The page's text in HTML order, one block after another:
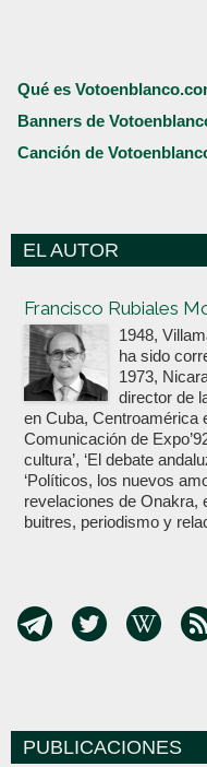
Qué es
Banners de
Canción de
EL AUTOR
Francisco Rubiales
1948,
ha sido
1973,
director de
en Cuba, Centroamérica
Comunicación de
cultura’, ‘El debate
‘Políticos, los nuevos
revelaciones de Onakra,
buitres, periodismo y
PUBLICACIONES